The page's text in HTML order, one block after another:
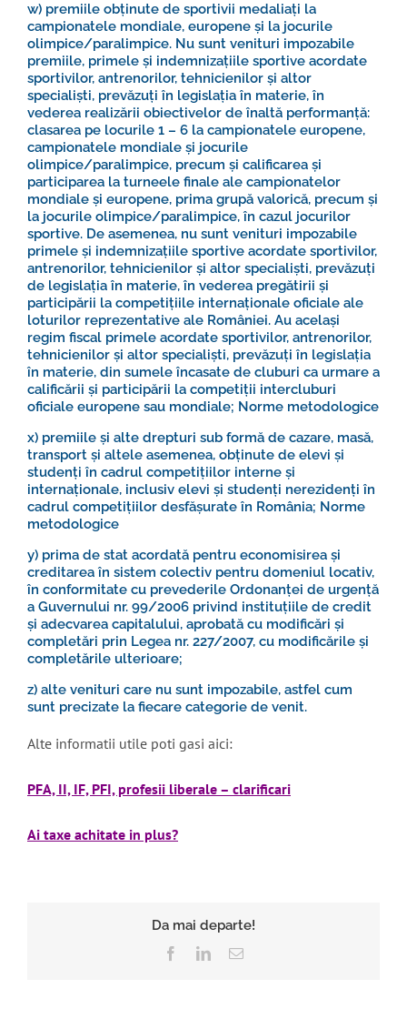
w) premiile obținute de sportivii medaliați la
campionatele mondiale, europene și la jocurile
olimpice/paralimpice. Nu sunt venituri impozabile
premiile, primele și indemnizațiile sportive acordate
sportivilor, antrenorilor, tehnicienilor și altor
specialiști, prevăzuți în legislația în materie, în
vederea realizării obiectivelor de înaltă performanță:
clasarea pe locurile 1 – 6 la campionatele europene,
campionatele mondiale și jocurile
olimpice/paralimpice, precum și calificarea și
participarea la turneele finale ale campionatelor
mondiale și europene, prima grupă valorică, precum și
la jocurile olimpice/paralimpice, în cazul jocurilor
sportive. De asemenea, nu sunt venituri impozabile
primele și indemnizațiile sportive acordate sportivilor,
antrenorilor, tehnicienilor și altor specialiști, prevăzuți
de legislația în materie, în vederea pregătirii și
participării la competițiile internaționale oficiale ale
loturilor reprezentative ale României. Au același
regim fiscal primele acordate sportivilor, antrenorilor,
tehnicienilor și altor specialiști, prevăzuți în legislația
în materie, din sumele încasate de cluburi ca urmare a
calificării și participării la competiții intercluburi
oficiale europene sau mondiale; Norme metodologice
x) premiile și alte drepturi sub formă de cazare, masă,
transport și altele asemenea, obținute de elevi și
studenți în cadrul competițiilor interne și
internaționale, inclusiv elevi și studenți nerezidenți în
cadrul competițiilor desfășurate în România; Norme
metodologice
y) prima de stat acordată pentru economisirea și
creditarea în sistem colectiv pentru domeniul locativ,
în conformitate cu prevederile Ordonanței de urgență
a Guvernului nr. 99/2006 privind instituțiile de credit
și adecvarea capitalului, aprobată cu modificări și
completări prin Legea nr. 227/2007, cu modificările și
completările ulterioare;
z) alte venituri care nu sunt impozabile, astfel cum
sunt precizate la fiecare categorie de venit.
Alte informatii utile poti gasi aici:
PFA, II, IF, PFI, profesii liberale – clarificari
Ai taxe achitate in plus?
Da mai departe!
FacebookLinkedIn
E-